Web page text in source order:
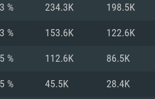
% 234.3K 198.5K
% 153.6K 122.6K
% 112.6K 86.5K
% 45.5K 28.4K